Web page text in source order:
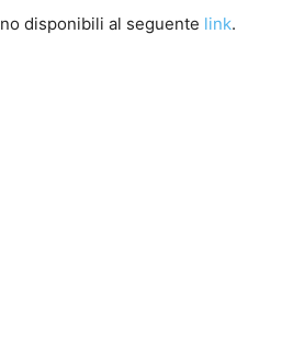
disponibili al seguente link.